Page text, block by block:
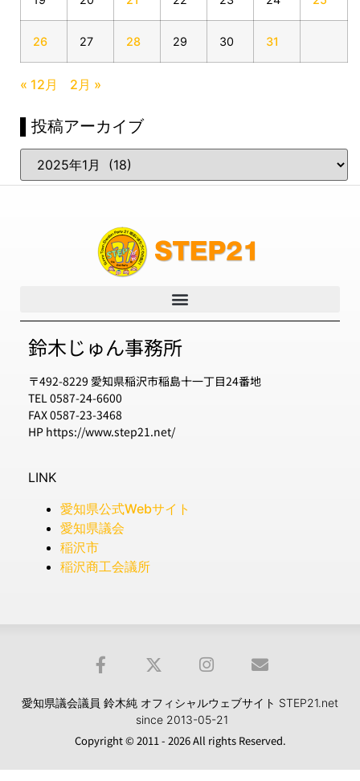
26 27 28 29 30 31
« 12月 2月 »
▌投稿アーカイブ
鈴木じゅん事務所
〒492-8229 愛知県稲沢市稲島十一丁目24番地
TEL 0587-24-6600
FAX 0587-23-3468
HP https://www.step21.net/
LINK
愛知県公式Webサイト
愛知県議会
稲沢市
稲沢商工会議所
愛知県議会議員 鈴木純 オフィシャルウェブサイト STEP21.net
since 2013-05-21
Copyright © 2011 - 2026 All rights Reserved.